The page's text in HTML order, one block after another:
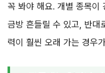
꼭 봐야 해요. 개별 종목이
금방 흔들릴 수 있고, 반대
력이 훨씬 오래 가는 경우